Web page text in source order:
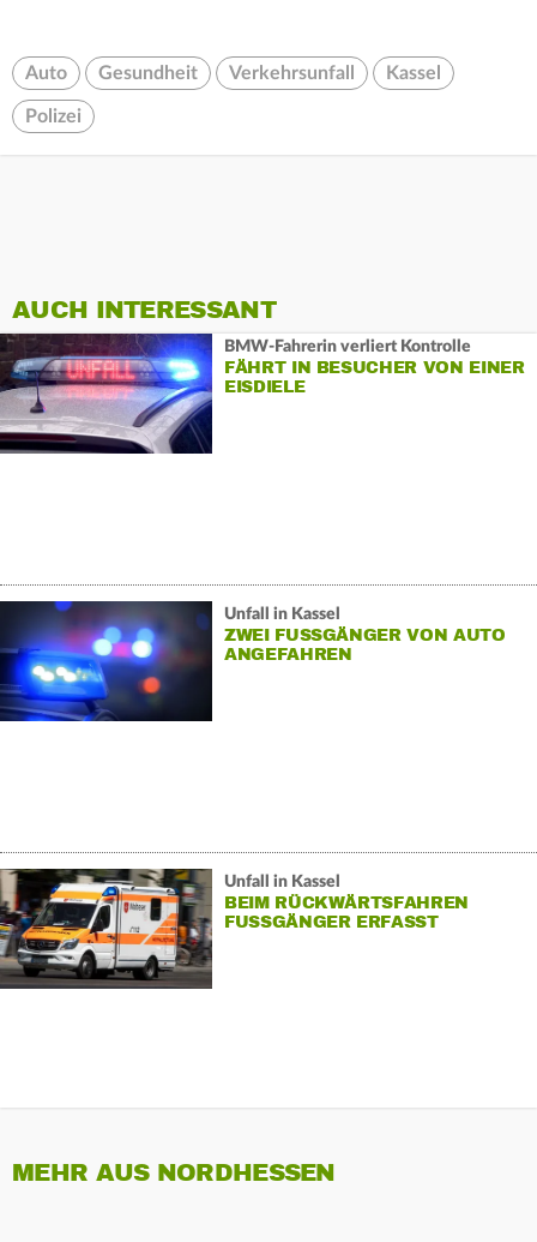
Auto Gesundheit Verkehrsunfall Kassel
Polizei
AUCH INTERESSANT
BMW-Fahrerin verliert Kontrolle
FÄHRT IN BESUCHER VON EINER
EISDIELE
Unfall in Kassel
ZWEI FUSSGÄNGER VON AUTO A
NGEFAHREN
Unfall in Kassel
BEIM RÜCKWÄRTSFAHREN
FUSSGÄNGER ERFASST
MEHR AUS NORDHESSEN